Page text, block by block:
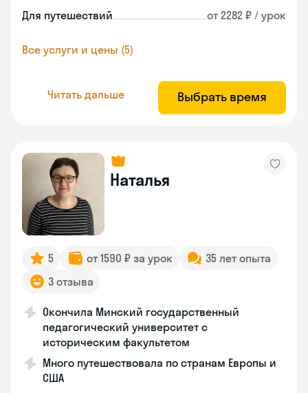
Для путешествий от 2282 ₽ / урок
Все услуги и цены (5)
Читать дальше Выбрать время
Наталья
5 от 1590 ₽ за урок
35 лет опыта
3 отзыва
Окончила Минский государственный
педагогический университет с
историческим факультетом
Много путешествовала по странам Европы и
США